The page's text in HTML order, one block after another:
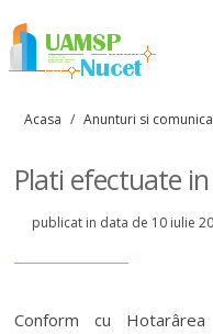
Acasa / Anunturi si
Plati efectuate
publicat in data de 10 iulie
Conform cu